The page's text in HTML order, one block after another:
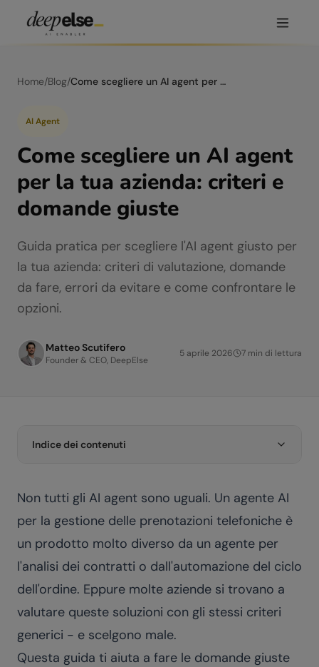
Home/Blog/ Come scegliere un AI agent per la tua azienda: criteri e domande giuste
AI Agent
Come scegliere un AI agent
per la tua azienda: criteri e
domande giuste
Guida pratica per scegliere l'AI agent giusto per
la tua azienda: criteri di valutazione, domande
da fare, errori da evitare e come confrontare le
opzioni.
Matteo Scutifero
Founder & CEO, DeepElse
5 aprile 2026 7 min di lettura
Indice dei contenuti
Non tutti gli AI agent sono uguali. Un agente AI
per la gestione delle prenotazioni telefoniche è
un prodotto molto diverso da un agente per
l'analisi dei contratti o dall'automazione del ciclo
dell'ordine. Eppure molte aziende si trovano a
valutare queste soluzioni con gli stessi criteri
generici - e scelgono male.
Questa guida ti aiuta a fare le domande giuste